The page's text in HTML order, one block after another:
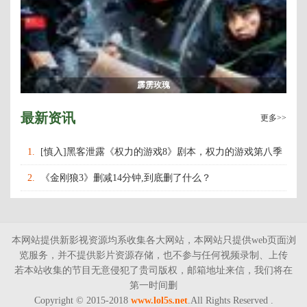
霹雳玫瑰
最新资讯 更多>>
1. [慎入]黑客泄露《权力的游戏8》剧本，权力的游戏第八季
什么时候上映播出？
2. 《金刚狼3》删减14分钟,到底删了什么？
本网站提供新影视资源均系收集各大网站，本网站只提供web页面浏
览服务，并不提供影片资源存储，也不参与任何视频录制、上传
若本站收集的节目无意侵犯了贵司版权，邮箱地址来信，我们将在
第一时间删
Copyright © 2015-2018 www.lol5s.net.All Rights Reserved .